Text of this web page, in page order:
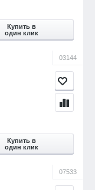
Купить в
один клик
03144
Купить в
один клик
07533